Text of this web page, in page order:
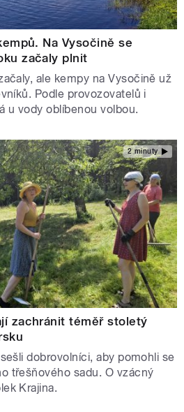
Na Vysočině se
začaly plnit
ale kempy na Vysočině už
Podle provozovatelů i
u vody oblíbenou volbou.
2 minuty
zachránit téměř stoletý
dobrovolníci, aby pomohli se
třešňového sadu. O vzácný
Krajina.